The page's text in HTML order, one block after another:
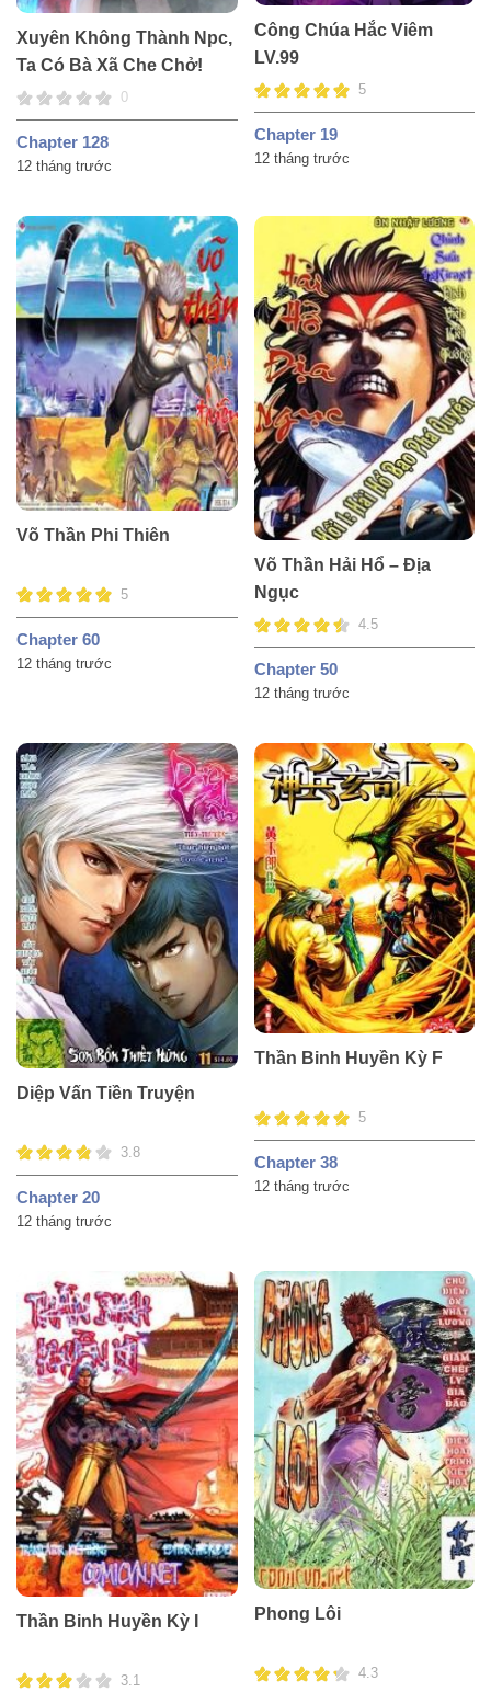
Xuyên Không Thành Npc,
Ta Có Bà Xã Che Chở!
0
Chapter 128
12 tháng trước
Công Chúa Hắc Viêm
LV.99
5
Chapter 19
12 tháng trước
Võ Thần Phi Thiên
5
Chapter 60
12 tháng trước
Võ Thần Hải Hổ – Địa
Ngục
4.5
Chapter 50
12 tháng trước
Diệp Vấn Tiền Truyện
3.8
Chapter 20
12 tháng trước
Thần Binh Huyền Kỳ F
5
Chapter 38
12 tháng trước
Thần Binh Huyền Kỳ I
3.1
Phong Lôi
4.3